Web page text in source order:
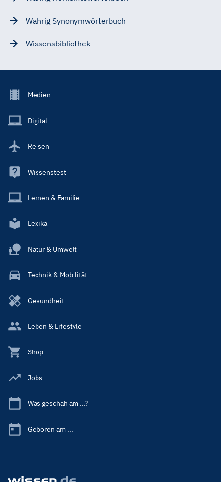
Wahrig Synonymwörterbuch
Wissensbibliothek
Footer
Main
Medien
Digital
Reisen
Wissenstest
Lernen & Familie
Lexika
Natur & Umwelt
Technik & Mobilität
Gesundheit
Leben & Lifestyle
Shop
Jobs
Was geschah am ...?
Geboren am ...